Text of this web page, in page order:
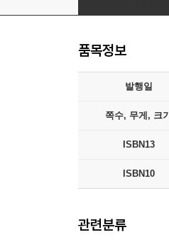
품목정보
발행일
쪽수, 무게, 크기
ISBN13
ISBN10
관련분류